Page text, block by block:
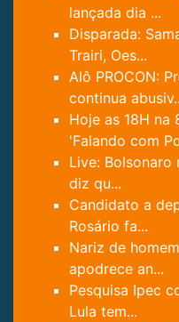
lançada dia ...
Disparada:
Trairi, Oes...
Alô PROCON:
continua
Hoje as 18H na
'Falando com
Live: Bolsonaro
diz qu...
Candidato a
Rosário fa...
Nariz de
apodrece an...
Pesquisa Ipec
Lula tem...